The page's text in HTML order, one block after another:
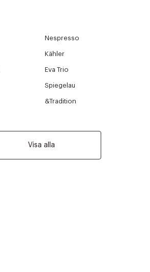
Nespresso
Kähler
Eva Trio
Spiegelau
&Tradition
Visa alla